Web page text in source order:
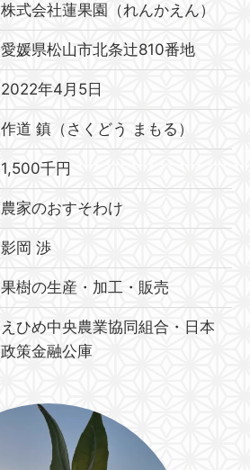
株式会社蓮果園（れんかえん）
愛媛県松山市北条辻810番地
2022年4月5日
作道 鎮（さくどう まもる）
1,500千円
農家のおすそわけ
影岡 渉
果樹の生産・加工・販売
えひめ中央農業協同組合・日本
政策金融公庫